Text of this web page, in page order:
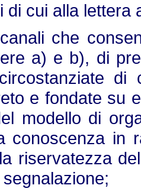
di cui alla lettera
che
a) e b), di
e fondate su
modello di
conoscenza in
riservatezza